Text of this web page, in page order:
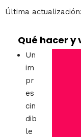
Última
Qué hacer y
Un
im
pr
es
cin
dib
le